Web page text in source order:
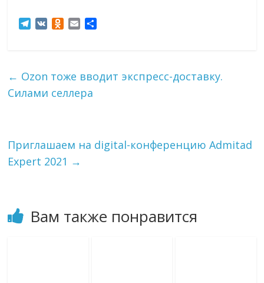
T
r
a
V
O
l
a
i
k
i
E
в
← Ozon тоже вводит экспресс-доставку.
Силами селлера
Приглашаем на digital-конференцию Admitad
Expert 2021 →
Вам также понравится